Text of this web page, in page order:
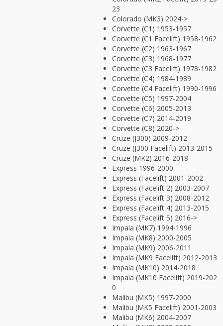
23
Colorado (MK3) 2024->
Corvette (C1) 1953-1957
Corvette (C1 Facelift) 1958-1962
Corvette (C2) 1963-1967
Corvette (C3) 1968-1977
Corvette (C3 Facelift) 1978-1982
Corvette (C4) 1984-1989
Corvette (C4 Facelift) 1990-1996
Corvette (C5) 1997-2004
Corvette (C6) 2005-2013
Corvette (C7) 2014-2019
Corvette (C8) 2020->
Cruze (J300) 2009-2012
Cruze (J300 Facelift) 2013-2015
Cruze (MK2) 2016-2018
Express 1996-2000
Express (Facelift) 2001-2002
Express (Facelift 2) 2003-2007
Express (Facelift 3) 2008-2012
Express (Facelift 4) 2013-2015
Express (Facelift 5) 2016->
Impala (MK7) 1994-1996
Impala (MK8) 2000-2005
Impala (MK9) 2006-2011
Impala (MK9 Facelift) 2012-2013
Impala (MK10) 2014-2018
Impala (MK10 Facelift) 2019-202
0
Malibu (MK5) 1997-2000
Malibu (MK5 Facelift) 2001-2003
Malibu (MK6) 2004-2007